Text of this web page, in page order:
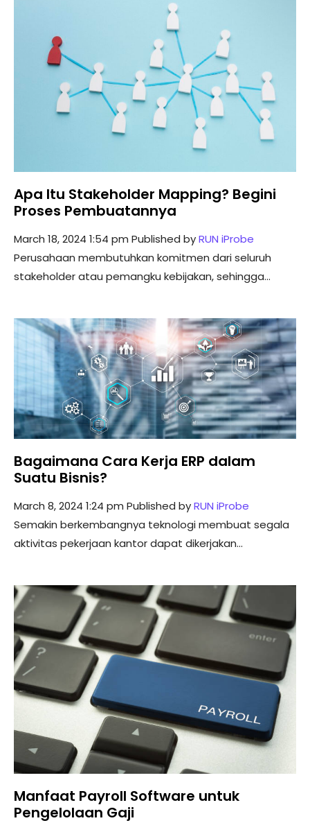
Apa Itu Stakeholder Mapping? Begini
Proses Pembuatannya
March 18, 2024 1:54 pm Published byRUN iProbe
Perusahaan membutuhkan komitmen dari seluruh
stakeholder atau pemangku kebijakan, sehingga...
Bagaimana Cara Kerja ERP dalam
Suatu Bisnis?
March 8, 2024 1:24 pm Published byRUN iProbe
Semakin berkembangnya teknologi membuat segala
aktivitas pekerjaan kantor dapat dikerjakan...
Manfaat Payroll Software untuk
Pengelolaan Gaji